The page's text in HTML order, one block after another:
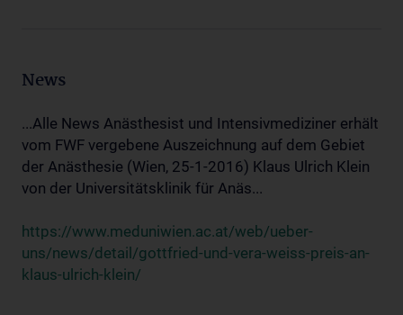
News
...Alle News Anästhesist und Intensivmediziner erhält
vom FWF vergebene Auszeichnung auf dem Gebiet
der Anästhesie (Wien, 25-1-2016) Klaus Ulrich Klein
von der Universitätsklinik für Anäs...
https://www.meduniwien.ac.at/web/ueber-
uns/news/detail/gottfried-und-vera-weiss-preis-an-
klaus-ulrich-klein/